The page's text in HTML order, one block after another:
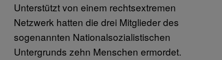
Unterstützt von einem rechtsextremen
Netzwerk hatten die drei Mitglieder des
sogenannten Nationalsozialistischen
Untergrunds zehn Menschen ermordet.